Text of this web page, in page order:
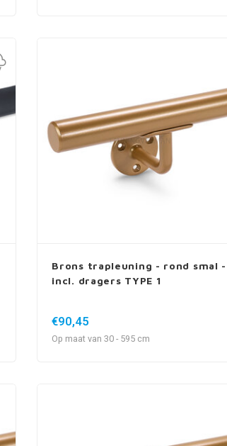
Brons trapleuning - rond smal -
incl. dragers TYPE 1
€90,45
Op maat van 30 - 595 cm